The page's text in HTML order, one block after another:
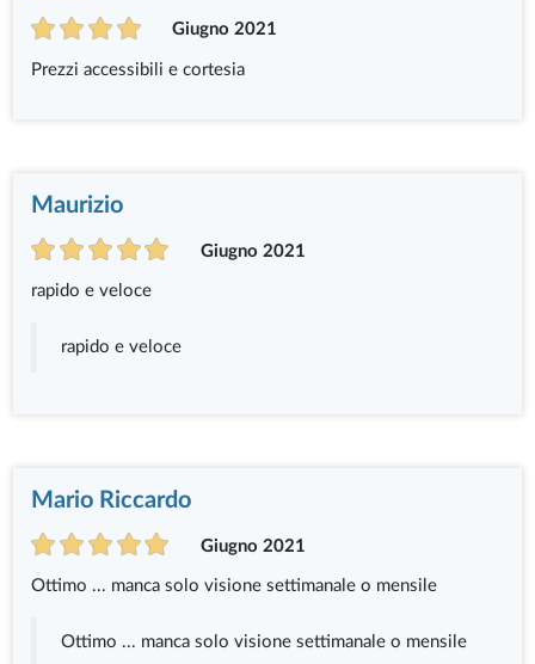
Giugno 2021
Prezzi accessibili e cortesia
Maurizio
Giugno 2021
rapido e veloce
rapido e veloce
Mario Riccardo
Giugno 2021
Ottimo ... manca solo visione settimanale o mensile
Ottimo ... manca solo visione settimanale o mensile